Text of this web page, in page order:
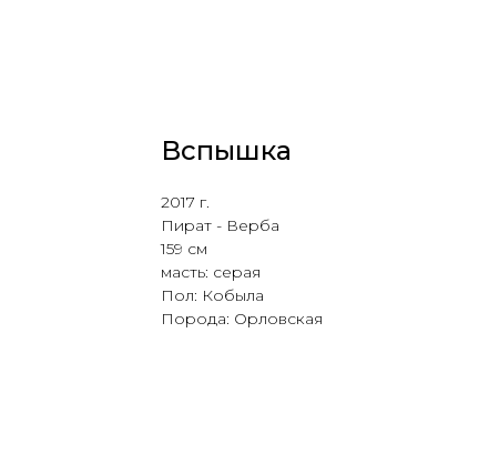
Вспышка
2017 г.
Пират - Верба
159 см
масть: серая
Пол: Кобыла
Порода: Орловская